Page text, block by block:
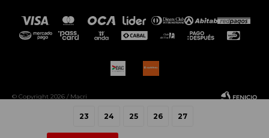
23 24 25 26 27
© Copyright 2026 / Macri